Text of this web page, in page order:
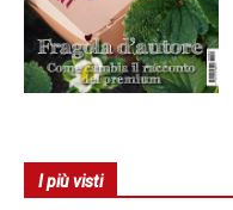
I più visti